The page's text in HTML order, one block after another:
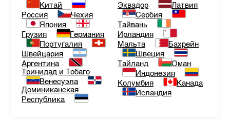
Китай
Россия
Чехия
Япония
Грузия
Германия
Португалия
Швейцария
Аргентина
Тринидад и Тобаго
Венесуэла
Доминиканская
Республика
Эквадор
Латвия
Сербия
Тайвань
Ирландия
Мальта
Бахрейн
Швеция
Тайланд
Оман
Индонезия
Колумбия
Канада
Исландия